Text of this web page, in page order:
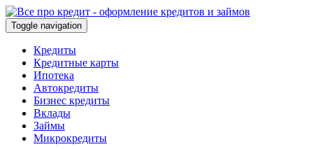
Toggle navigation
Кредиты
Кредитные карты
Ипотека
Автокредиты
Бизнес кредиты
Вклады
Займы
Микрокредиты